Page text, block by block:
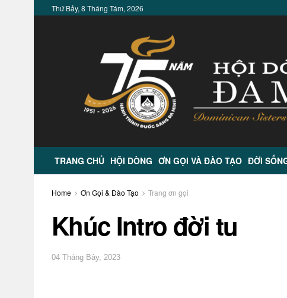
Thứ Bảy, 8 Tháng Tám, 2026
TRANG CHỦ HỘI DÒNG ƠN GỌI VÀ ĐÀO TẠO ĐỜI
Home Ơn Gọi & Đào Tạo Trang ơn gọi
Khúc Intro đời tu
04 Tháng Bảy, 2023